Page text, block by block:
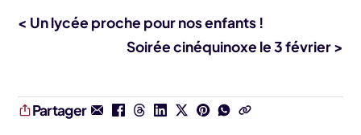
< Un lycée proche pour nos enfants !
Soirée cinéquinoxe le 3 février >
Partager